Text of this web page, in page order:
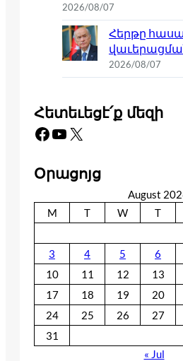
2026/08/07
Հերթը
2026/08/07
Հետեւեցէ՛ք մեզի
Facebook YouTube X
Օրացոյց
August
M
T W T
3
4 5 6
10
11 12 13
17
18 19 20
24
25 26 27
31
« Jul